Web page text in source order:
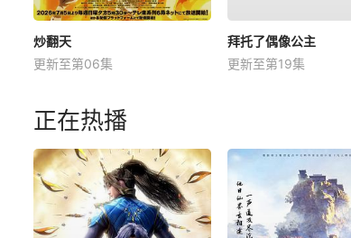
炒翻天
更新至第06集
拜托了偶像公主
更新至第19集
正在热播